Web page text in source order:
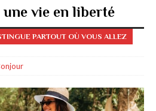
une vie en liberté
PARTOUT OÙ VOUS ALLEZ